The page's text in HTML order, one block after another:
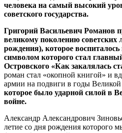
человека на самый высокий
советского государства.
Григорий Васильевич Романов
великому поколению советских
рождения), которое воспиталось
символом которого стал
Островского «Как закалялась
роман стал «окопной книгой» и
армии на подвиги в годы
которое было ударной силой в
войне.
Александр Александрович
летие со дня рождения которого